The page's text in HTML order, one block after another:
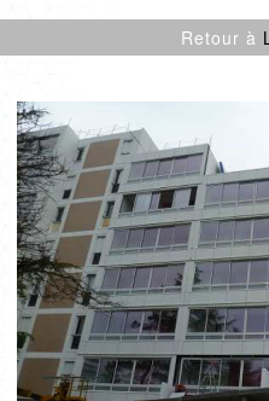
PROJETS
Retour à